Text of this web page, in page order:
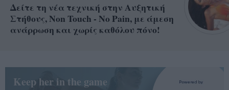
Δείτε τη νέα τεχνική στην Αυξητική
Στήθους, Non Touch - No Pain, με άμεση
ανάρρωση και χωρίς καθόλου πόνο!
Keep her in the game